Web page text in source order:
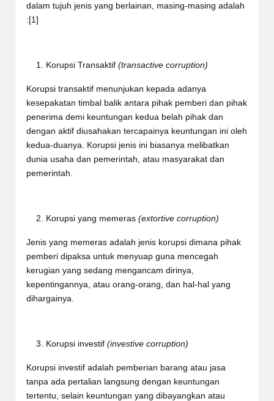
dalam tujuh jenis yang berlainan, masing-masing adalah
: [1]
Korupsi Transaktif (transactive corruption)
Korupsi transaktif menunjukan kepada adanya
kesepakatan timbal balik antara pihak pemberi dan pihak
penerima demi keuntungan kedua belah pihak dan
dengan aktif diusahakan tercapainya keuntungan ini oleh
kedua-duanya. Korupsi jenis ini biasanya melibatkan
dunia usaha dan pemerintah, atau masyarakat dan
pemerintah.
Korupsi yang memeras (extortive corruption)
Jenis yang memeras adalah jenis korupsi dimana pihak
pemberi dipaksa untuk menyuap guna mencegah
kerugian yang sedang mengancam dirinya,
kepentingannya, atau orang-orang, dan hal-hal yang
dihargainya.
Korupsi investif (investive corruption)
Korupsi investif adalah pemberian barang atau jasa
tanpa ada pertalian langsung dengan keuntungan
tertentu, selain keuntungan yang dibayangkan atau